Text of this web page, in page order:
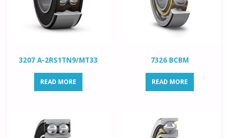
3207 A-2RS1TN9/MT33
READ MORE
7326 BCBM
READ MORE